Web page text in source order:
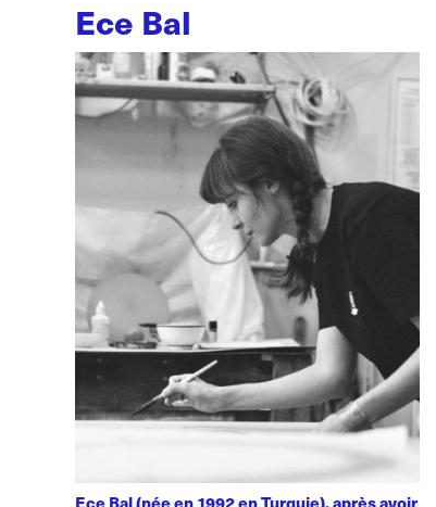
Ece Bal
Ece Bal (née en 1992 en Turquie), après avoir